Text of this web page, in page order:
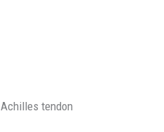
Achilles tendon